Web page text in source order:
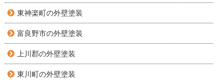
東神楽町の外壁塗装
富良野市の外壁塗装
上川郡の外壁塗装
東川町の外壁塗装